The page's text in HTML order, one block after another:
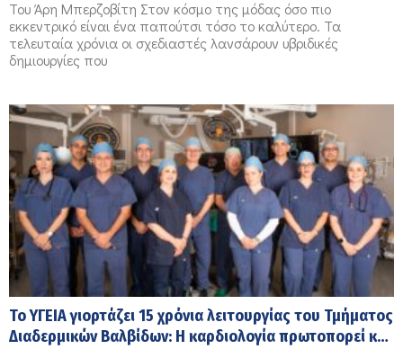
Του Άρη Μπερζοβίτη Στον κόσμο της μόδας όσο πιο
εκκεντρικό είναι ένα παπούτσι τόσο το καλύτερο. Τα
τελευταία χρόνια οι σχεδιαστές λανσάρουν υβριδικές
δημιουργίες που
Το ΥΓΕΙΑ γιορτάζει 15 χρόνια λειτουργίας του Τμήματος
Διαδερμικών Βαλβίδων: Η καρδιολογία πρωτοπορεί και